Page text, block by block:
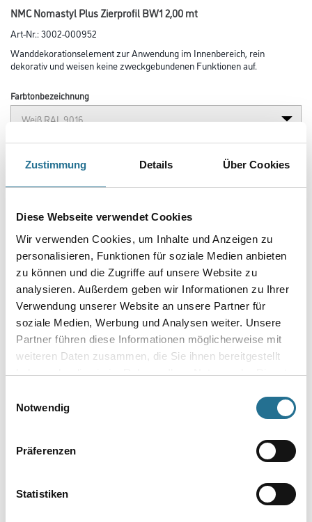
Zustimmung Details Über Cookies
Diese Webseite verwendet Cookies
Wir verwenden Cookies, um Inhalte und Anzeigen zu
personalisieren, Funktionen für soziale Medien anbieten
zu können und die Zugriffe auf unsere Website zu
analysieren. Außerdem geben wir Informationen zu Ihrer
Verwendung unserer Website an unsere Partner für
soziale Medien, Werbung und Analysen weiter. Unsere
Partner führen diese Informationen möglicherweise mit
weiteren Daten zusammen, die Sie ihnen bereitgestellt
haben oder die sie im Rahmen Ihrer Nutzung der Dienste
Notwendig
Präferenzen
Statistiken
NMC Nomastyl Plus Zierprofil BW1 2,00 mt
Art-Nr.:3002-000952
Wanddekorationselement zur Anwendung im Innenbereich, rein
dekorativ und weisen keine zweckgebundenen Funktionen auf.
Farbtonbezeichnung
Gebinde